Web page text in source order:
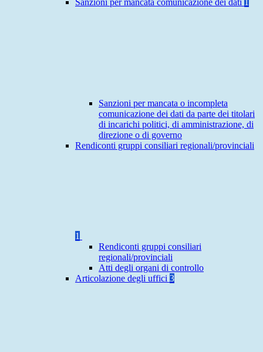
Sanzioni per mancata comunicazione dei dati 1
Sanzioni per mancata o incompleta
comunicazione dei dati da parte dei titolari
di incarichi politici, di amministrazione, di
direzione o di governo
Rendiconti gruppi consiliari regionali/provinciali
1
Rendiconti gruppi consiliari
regionali/provinciali
Atti degli organi di controllo
Articolazione degli uffici 3